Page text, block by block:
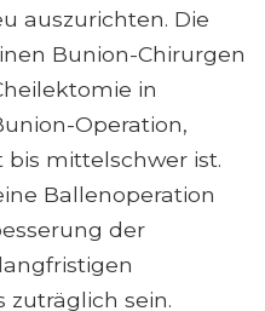
auszurichten. Die
Bunion-Chirurgen
in
Operation,
mittelschwer ist.
Ballenoperation
der
zuträglich sein.